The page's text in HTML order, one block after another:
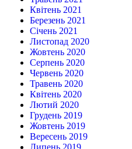
Квітень 2021
Березень 2021
Січень 2021
Листопад 2020
Жовтень 2020
Серпень 2020
Червень 2020
Травень 2020
Квітень 2020
Лютий 2020
Грудень 2019
Жовтень 2019
Вересень 2019